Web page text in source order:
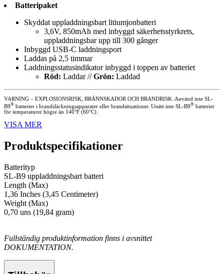
Batteripaket
Skyddat uppladdningsbart litiumjonbatteri
3,6V, 850mAh med inbyggd säkerhetsstyrkrets,
uppladdningsbar upp till 300 gånger
Inbyggd USB-C laddningsport
Laddas på 2,5 timmar
Laddningsstatusindikator inbyggd i toppen av batteriet
Röd: Laddar //Grön: Laddad
VARNING – EXPLOSIONSRISK, BRÄNNSKADOR OCH BRANDRISK. Använd inte SL-
B9® batterier i brandsläckningsapparater eller brandsituationer. Utsätt inte SL-B9® batteriet
för temperaturer högre än 140°F (60°C).
VISA MER
Produktspecifikationer
Batterityp
SL-B9 uppladdningsbart batteri
Length (Max)
1,36 Inches (3,45 Centimeter)
Weight (Max)
0,70 uns (19,84 gram)
Fullständig produktinformation finns i avsnittet
DOKUMENTATION.